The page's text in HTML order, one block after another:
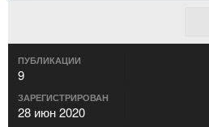
ПУБЛИКАЦИИ
9
ЗАРЕГИСТРИРОВАН
28 июн 2020